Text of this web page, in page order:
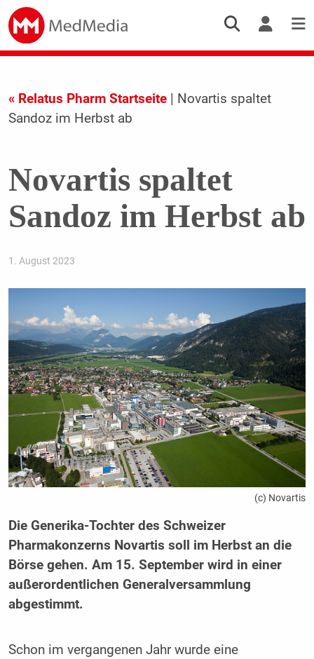
« Relatus Pharm Startseite| Novartis spaltet
Sandoz im Herbst ab
Novartis spaltet
Sandoz im Herbst ab
1. August 2023
(c) Novartis
Die Generika-Tochter des Schweizer
Pharmakonzerns Novartis soll im Herbst an die
Börse gehen. Am 15. September wird in einer
außerordentlichen Generalversammlung
abgestimmt.
Schon im vergangenen Jahr wurde eine